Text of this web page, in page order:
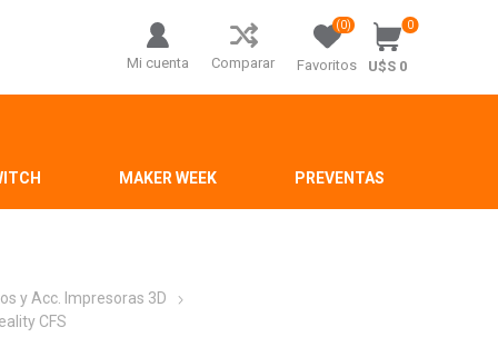
Mi cuenta Comparar Favoritos
(0) 0
U$S 0
MAKER WEEK PREVENTAS
y Acc. Impresoras 3D
CFS